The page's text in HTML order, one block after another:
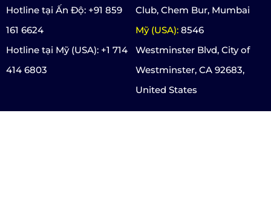
Hotline tại Ấn Độ: +91 859
161 6624
Hotline tại Mỹ (USA): +1 714
414 6803
Club, Chem Bur, Mumbai
Mỹ (USA): 8546
Westminster Blvd, City of
Westminster, CA 92683,
United States